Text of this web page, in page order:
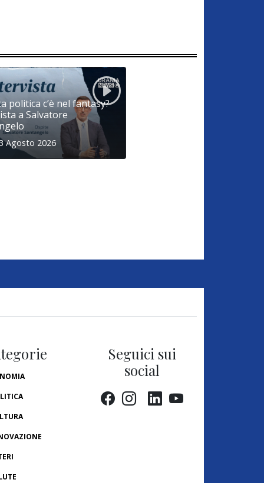
politica c’è nel fantasy?
a Salvatore
Agosto 2026
Seguici sui
social